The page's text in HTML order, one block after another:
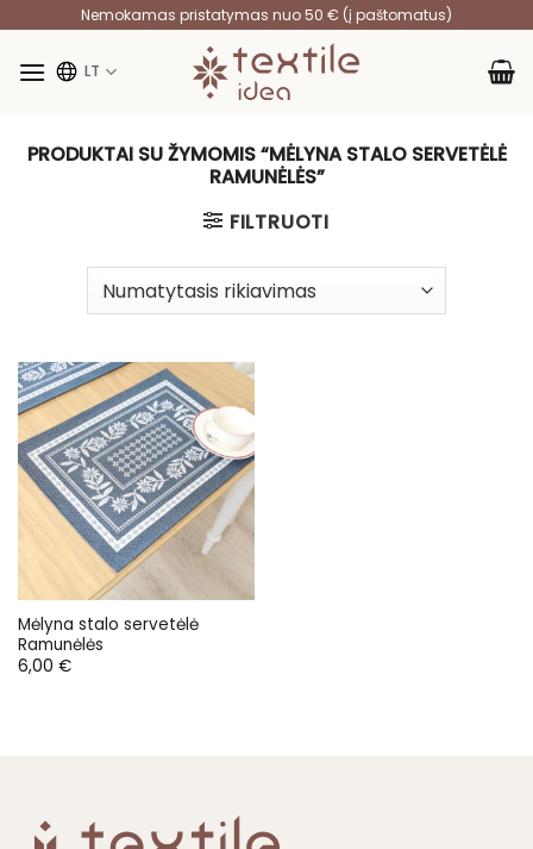
content
Nemokamas pristatymas nuo 50 € (į paštomatus)
LT
PRODUKTAI SU ŽYMOMIS “MĖLYNA STALO SERVETĖLĖ
RAMUNĖLĖS”
FILTRUOTI
Mėlyna stalo servetėlė
Ramunėlės
6,00 €